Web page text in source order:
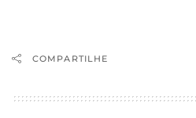
COMPARTILHE